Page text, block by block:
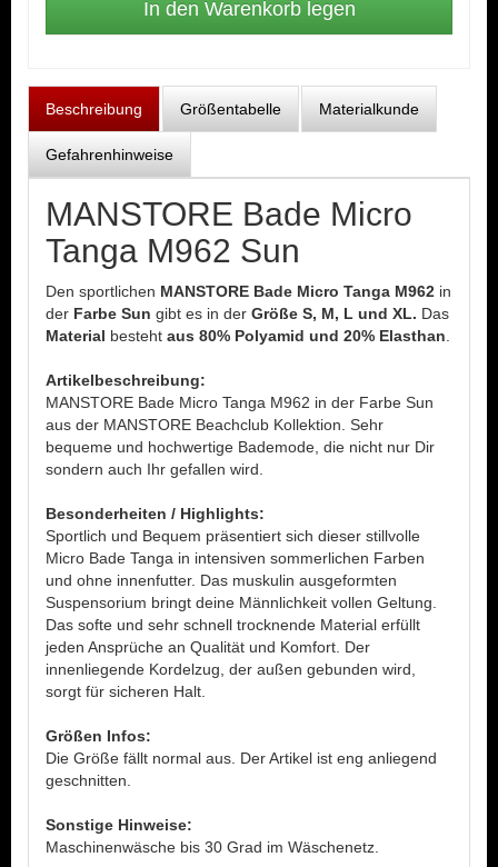
Beschreibung Größentabelle Materialkunde
Gefahrenhinweise
MANSTORE Bade Micro
Tanga M962 Sun
Den sportlichen MANSTORE Bade Micro Tanga M962 in
der Farbe Sun gibt es in der Größe S, M, L und XL. Das
Material besteht aus 80% Polyamid und 20% Elasthan
Artikelbeschreibung:
MANSTORE Bade Micro Tanga M962 in der Farbe Sun
aus der MANSTORE Beachclub Kollektion. Sehr
bequeme und hochwertige Bademode, die nicht nur Dir
sondern auch Ihr gefallen wird.
Besonderheiten / Highlights:
Sportlich und Bequem präsentiert sich dieser stillvolle
Micro Bade Tanga in intensiven sommerlichen Farben
und ohne innenfutter. Das muskulin ausgeformten
Suspensorium bringt deine Männlichkeit vollen Geltung.
Das softe und sehr schnell trocknende Material erfüllt
jeden Ansprüche an Qualität und Komfort. Der
innenliegende Kordelzug, der außen gebunden wird,
sorgt für sicheren Halt.
Größen Infos:
Die Größe fällt normal aus. Der Artikel ist eng anliegend
geschnitten.
Sonstige Hinweise:
Maschinenwäsche bis 30 Grad im Wäschenetz.